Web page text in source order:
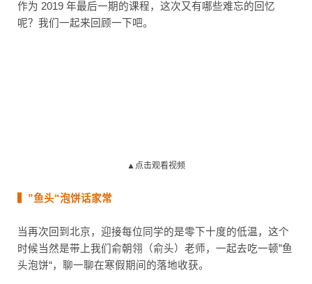
作为 2019 年最后一期的课程，这次又有哪些难忘的回忆
呢？我们一起来回顾一下吧。
▲点击观看视频
▍”鱼头“泡饼话家常
当再次回到北京，迎接每位同学的是零下十度的低温，这个
时候当然是带上我们俞朝翎（俞头）老师，一起去吃一顿”鱼
头泡饼“，聊一聊在寒假期间的落地收获。